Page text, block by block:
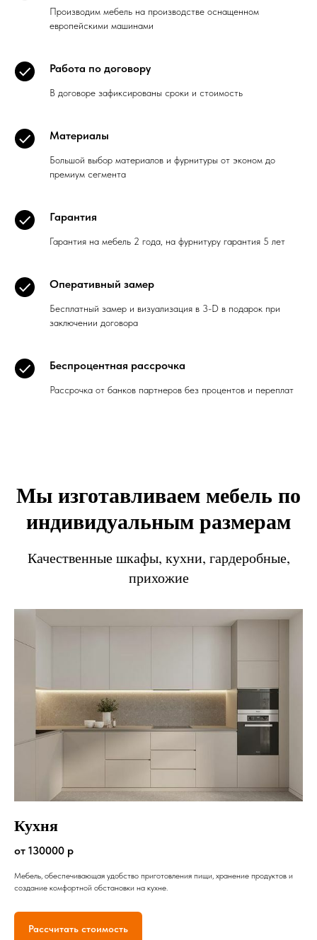
Производим мебель на производстве оснащенном
европейскими машинами
Работа по договору
В договоре зафиксированы сроки и стоимость
Материалы
Большой выбор материалов и фурнитуры от эконом до
премиум сегмента
Гарантия
Гарантия на мебель 2 года, на фурнитуру гарантия 5 лет
Оперативный замер
Бесплатный замер и визуализация в 3-D в подарок при
заключении договора
Беспроцентная рассрочка
Рассрочка от банков партнеров без процентов и переплат
Мы изготавливаем мебель по
индивидуальным размерам
Качественные шкафы, кухни, гардеробные,
прихожие
Кухня
от 130000 р
Мебель, обеспечивающая удобство приготовления пищи, хранение продуктов и
создание комфортной обстановки на кухне.
Рассчитать стоимость